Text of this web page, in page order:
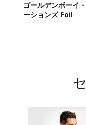
デンボーイ・プロモ
ンズ Foil
ut